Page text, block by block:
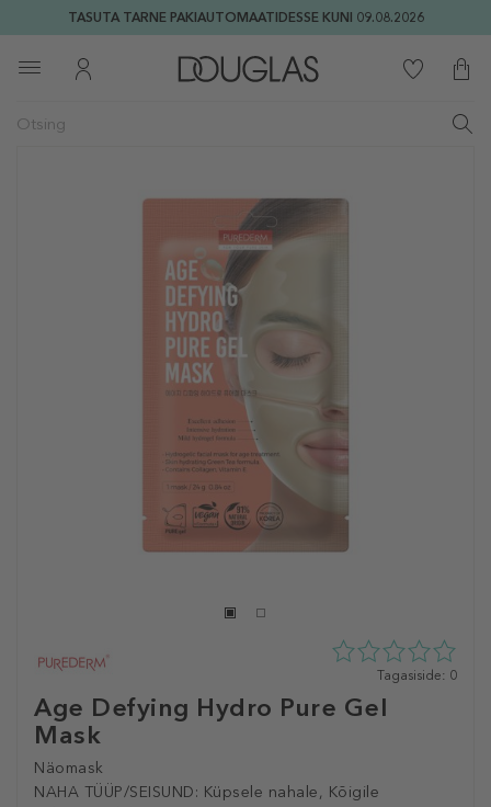
TASUTA TARNE PAKIAUTOMAATIDESSE KUNI 09.08.2026
Age Defying Hydro Pure Gel
Mask
Näomask
NAHA TÜÜP/SEISUND: Küpsele nahale, Kõigile
0
5st
Tagasiside: 0